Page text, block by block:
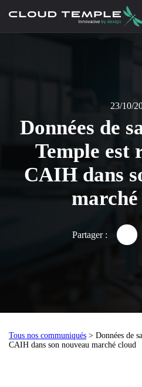
23/10/
Données de
Temple est
CAIH dans
Partager :
Tous nos communiqués > Données de
CAIH dans son nouveau marché cloud